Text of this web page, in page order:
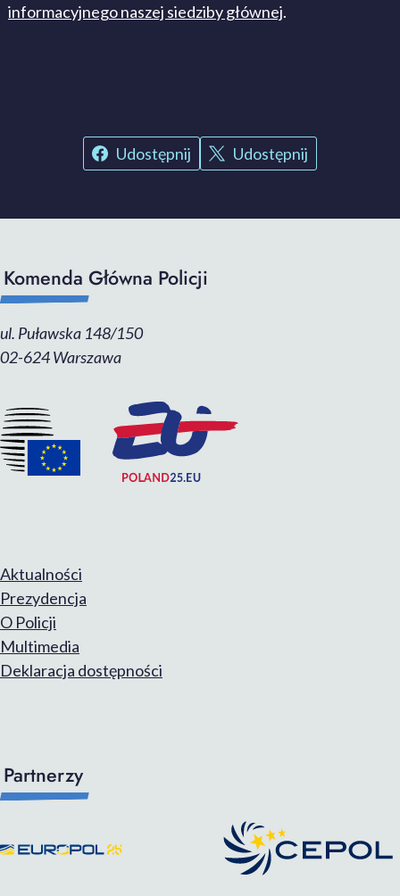
informacyjnego naszej siedziby głównej.
Udostępnij Udostępnij
Komenda Główna Policji
ul. Puławska 148/150
02-624 Warszawa
Aktualności
Prezydencja
O Policji
Multimedia
Deklaracja dostępności
Partnerzy